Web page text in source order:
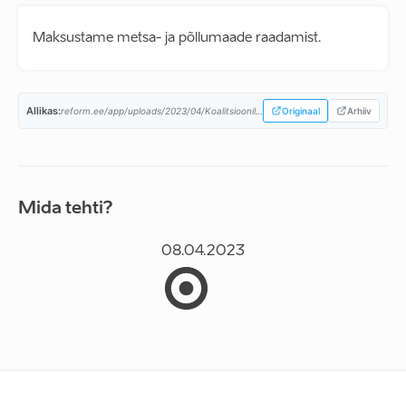
Maksustame metsa- ja põllumaade raadamist.
Allikas: reform.ee/app/uploads/2023/04/Koalitsioonilepe-08.04.2023a-1.pdf... Originaal Arhiiv
Mida tehti?
08.04.2023